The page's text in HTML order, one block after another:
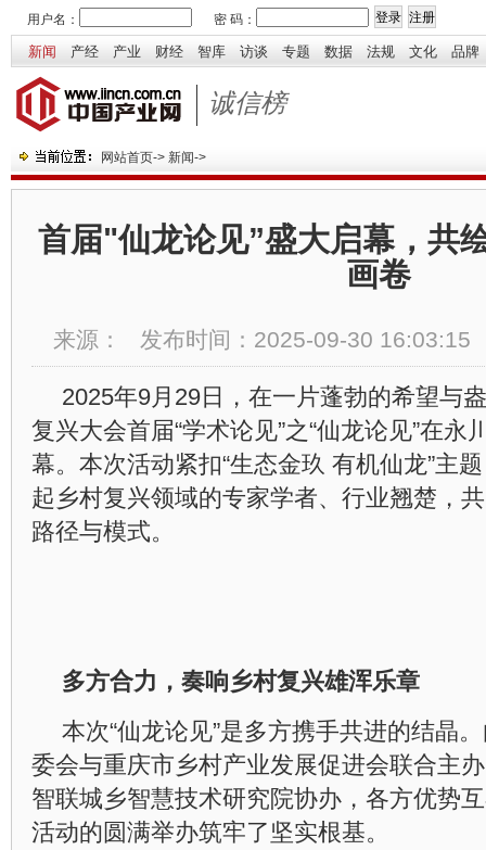
用户名： 密 码：
新闻 产经 产业 财经 智库 访谈 专题 数据 法规 文化 品牌
诚信榜
网站首页-> 新闻->
首届"仙龙论见”盛大启幕，共
画卷
来源： 发布时间： 2025-09-30 16:03:15
2025年9月29日，在一片蓬勃的希望与
复兴大会首届“学术论见”之“仙龙论见”在永
幕。本次活动紧扣“生态金玖 有机仙龙”主
起乡村复兴领域的专家学者、行业翘楚，
路径与模式。
多方合力，奏响乡村复兴雄浑乐章
本次“仙龙论见”是多方携手共进的结晶
委会与重庆市乡村产业发展促进会联合主
智联城乡智慧技术研究院协办，各方优势
活动的圆满举办筑牢了坚实根基。